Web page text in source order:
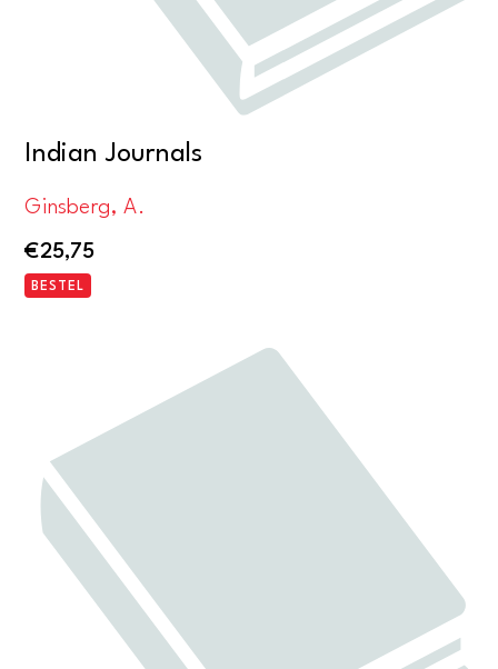
Indian Journals
Ginsberg, A.
€25,75
BESTEL